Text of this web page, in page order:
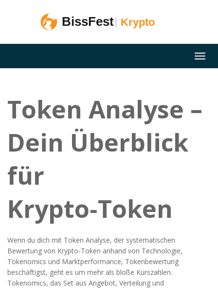
Token Analyse –
Dein Überblick
für
Krypto‑Token
Wenn du dich mit Token Analyse, der systematischen
Bewertung von Krypto‑Token anhand von Technologie,
Tokenomics und Marktperformance, Tokenbewertung
beschäftigst, geht es um mehr als bloße Kurszahlen.
Tokenomics, das Set aus Angebot, Verteilung und